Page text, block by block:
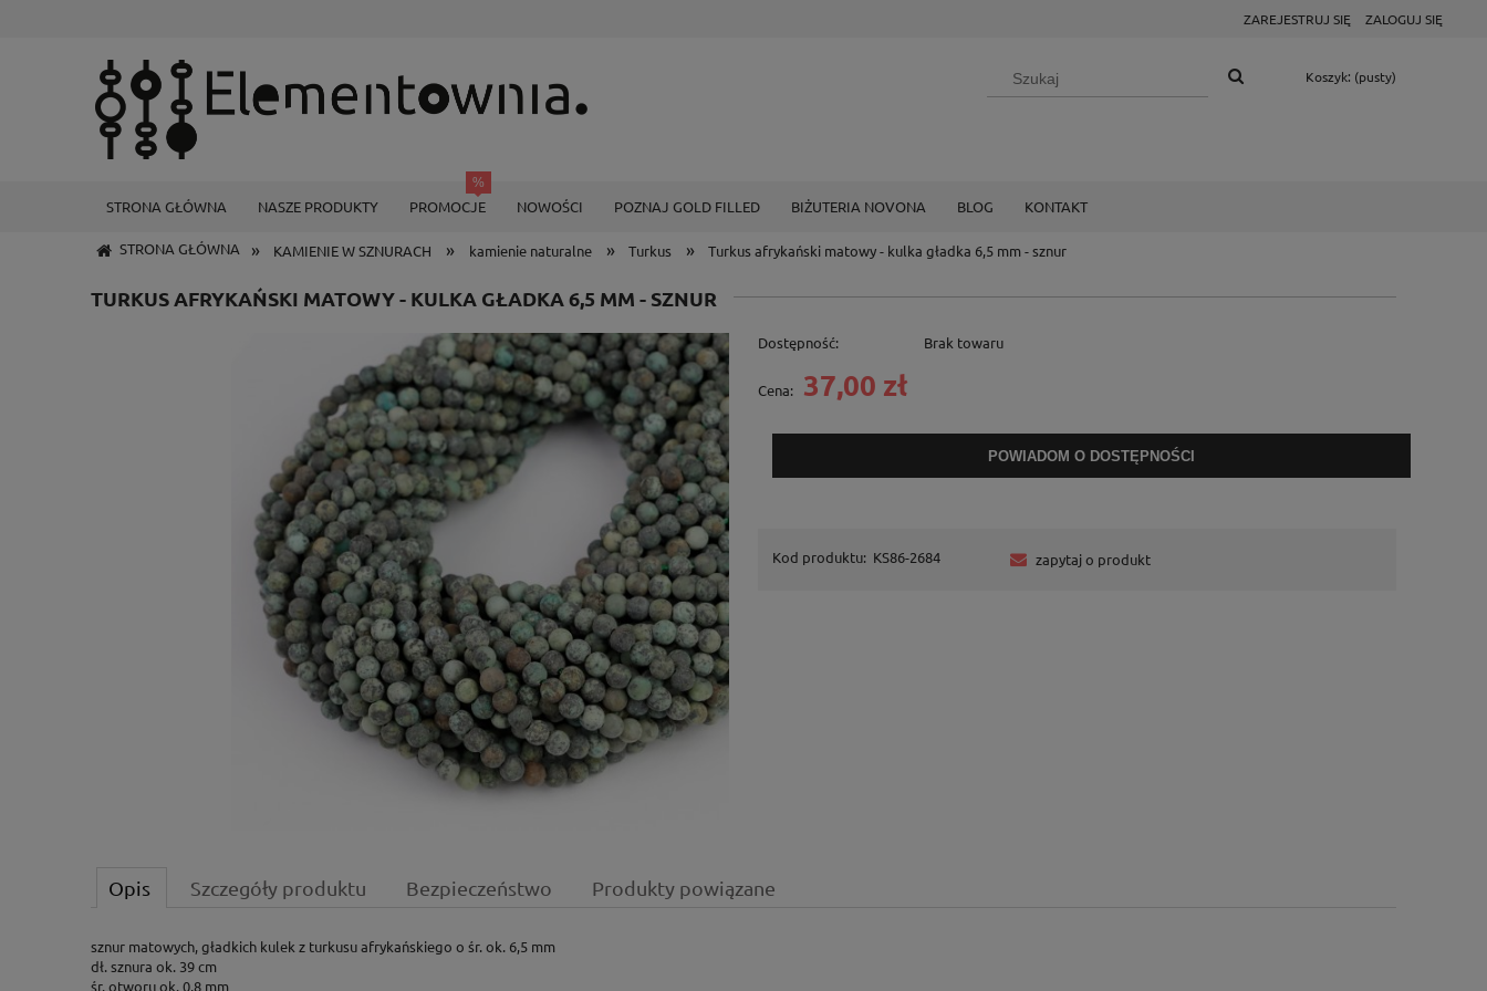
ZAREJESTRUJ SIĘ ZALOGUJ SIĘ
Koszyk: (pusty)
STRONA GŁÓWNA NASZE PRODUKTY PROMOCJE NOWOŚCI POZNAJ GOLD FILLED BIŻUTERIA NOVONA BLOG KONTAKT
STRONA GŁÓWNA » KAMIENIE W SZNURACH » kamienie naturalne » Turkus » Turkus afrykański matowy - kulka gładka 6,5 mm - sznur
TURKUS AFRYKAŃSKI MATOWY - KULKA GŁADKA 6,5 MM - SZNUR
Dostępność: Brak towaru
Cena: 37,00 zł
POWIADOM O DOSTĘPNOŚCI
Kod produktu: KS86-2684 zapytaj o produkt
Opis Szczegóły produktu Bezpieczeństwo Produkty powiązane
sznur matowych, gładkich kulek z turkusu afrykańskiego o śr. ok. 6,5 mm
dł. sznura ok. 39 cm
śr. otworu ok. 0,8 mm